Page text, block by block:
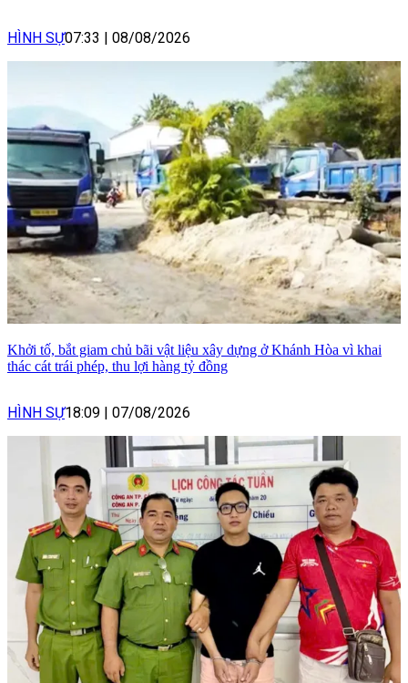
HÌNH SỰ07:33 | 08/08/2026
Khởi tố, bắt giam chủ bãi vật liệu xây dựng ở Khánh Hòa vì khai
thác cát trái phép, thu lợi hàng tỷ đồng
HÌNH SỰ18:09 | 07/08/2026